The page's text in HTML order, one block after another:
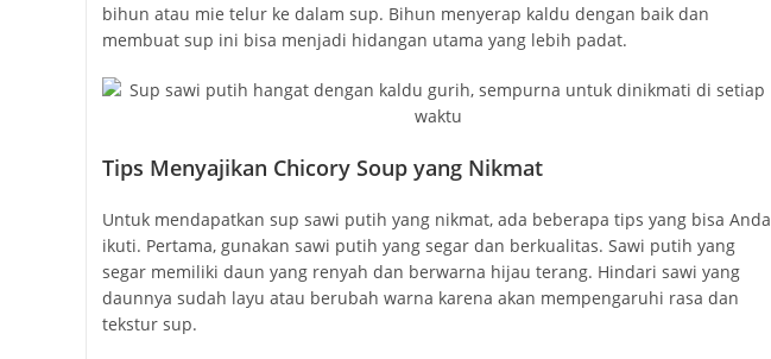
bihun atau mie telur ke dalam sup. Bihun menyerap kaldu dengan baik dan
membuat sup ini bisa menjadi hidangan utama yang lebih padat.
Tips Menyajikan Chicory Soup yang Nikmat
Untuk mendapatkan sup sawi putih yang nikmat, ada beberapa tips yang bisa Anda
ikuti. Pertama, gunakan sawi putih yang segar dan berkualitas. Sawi putih yang
segar memiliki daun yang renyah dan berwarna hijau terang. Hindari sawi yang
daunnya sudah layu atau berubah warna karena akan mempengaruhi rasa dan
tekstur sup.